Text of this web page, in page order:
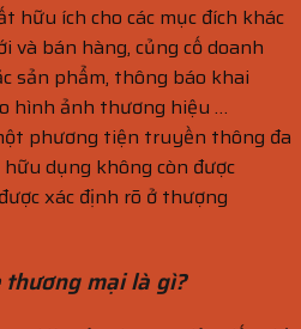
hữu ích cho các mục đích khác
và bán hàng, củng cố doanh
sản phẩm, thông báo khai
hình ảnh thương hiệu …
phương tiện truyền thông đa
dụng không còn được
xác định rõ ở thượng
thương mại là gì?